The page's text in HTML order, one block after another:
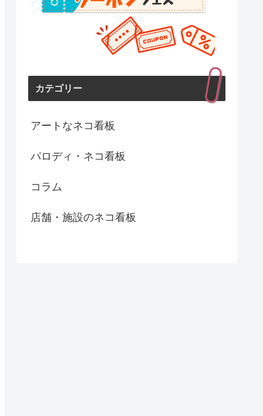
カテゴリー
アートなネコ看板
パロディ・ネコ看板
コラム
店舗・施設のネコ看板